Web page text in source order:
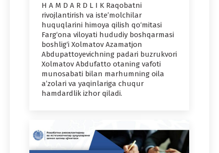
H A M D A R D L I K Raqobatni
rivojlantirish va iste’molchilar
huquqlarini himoya qilish qo‘mitasi
Farg‘ona viloyati hududiy boshqarmasi
boshlig‘i Xolmatov Azamatjon
Abdupattoyevichning padari buzrukvori
Xolmatov Abdufatto otaning vafoti
munosabati bilan marhumning oila
a’zolari va yaqinlariga chuqur
hamdardlik izhor qiladi.